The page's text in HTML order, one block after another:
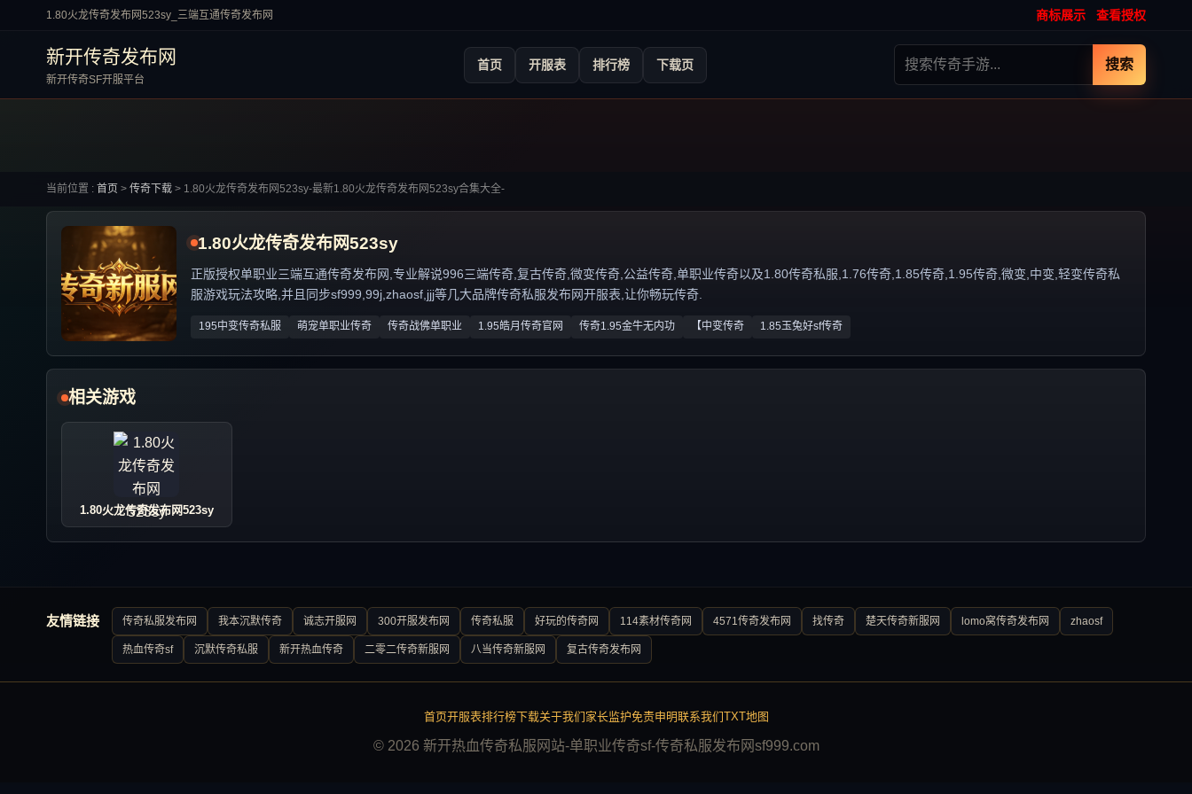
1.80火龙传奇发布网523sy_三端互通传奇发布网 商标展示 查看授权
新开传奇发布网
新开传奇SF开服平台
首页 开服表 排行榜 下载页 搜索
当前位置 : 首页 > 传奇下载 > 1.80火龙传奇发布网523sy-最新1.80火龙传奇发布网523sy合集大全-
1.80火龙传奇发布网523sy
正版授权单职业三端互通传奇发布网,专业解说996三端传奇,复古传奇,微变传奇,公益传奇,单职业传奇以及1.80传奇私服,1.76传奇,1.85传奇,1.95传奇,微变,中变,轻变传奇私
服游戏玩法攻略,并且同步sf999,99j,zhaosf,jjj等几大品牌传奇私服发布网开服表,让你畅玩传奇.
195中变传奇私服 萌宠单职业传奇 传奇战佛单职业 1.95皓月传奇官网 传奇1.95金牛无内功 【中变传奇 1.85玉兔好sf传奇
相关游戏
1.80火龙传奇发布网523sy
友情链接 传奇私服发布网 我本沉默传奇 诚志开服网 300开服发布网 传奇私服 好玩的传奇网 114素材传奇网 4571传奇发布网 找传奇 楚天传奇新服网 lomo窝传奇发布网 zhaosf
热血传奇sf 沉默传奇私服 新开热血传奇 二零二传奇新服网 八当传奇新服网 复古传奇发布网
首页开服表排行榜下载关于我们 家长监护免责申明联系我们TXT地图
© 2026 新开热血传奇私服网站-单职业传奇sf-传奇私服发布网sf999.com